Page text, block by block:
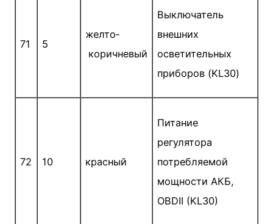
71 5
желто­
коричневый
Выключатель
внешних
осветительных
приборов (KL30)
72 10 красный
Питание
регулятора
потребляемой
мощности АКБ,
OBDII (KL30)